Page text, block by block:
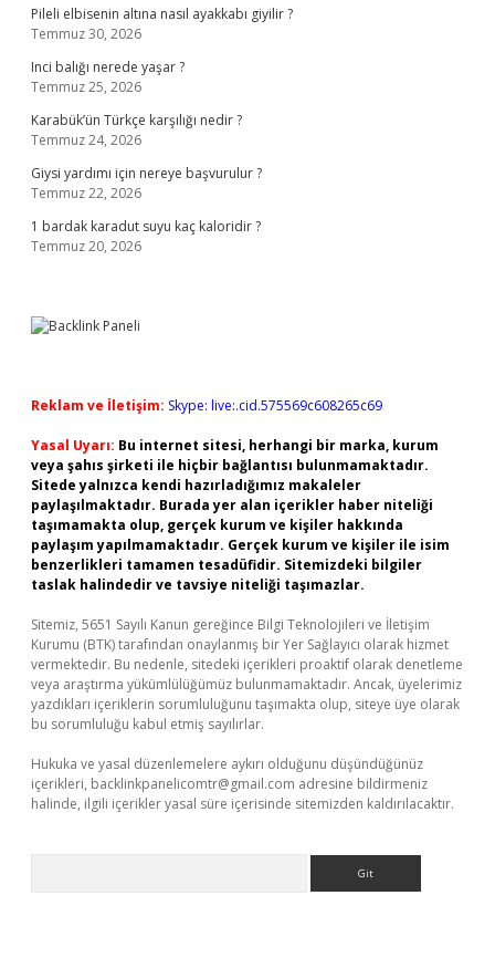
Pileli elbisenin altına nasıl ayakkabı giyilir ?
Temmuz 30, 2026
Inci balığı nerede yaşar ?
Temmuz 25, 2026
Karabük’ün Türkçe karşılığı nedir ?
Temmuz 24, 2026
Giysi yardımı için nereye başvurulur ?
Temmuz 22, 2026
1 bardak karadut suyu kaç kaloridir ?
Temmuz 20, 2026
Reklam ve İletişim: Skype: live:.cid.575569c608265c69
Yasal Uyarı: Bu internet sitesi, herhangi bir marka, kurum
veya şahıs şirketi ile hiçbir bağlantısı bulunmamaktadır.
Sitede yalnızca kendi hazırladığımız makaleler
paylaşılmaktadır. Burada yer alan içerikler haber niteliği
taşımamakta olup, gerçek kurum ve kişiler hakkında
paylaşım yapılmamaktadır. Gerçek kurum ve kişiler ile isim
benzerlikleri tamamen tesadüfidir. Sitemizdeki bilgiler
taslak halindedir ve tavsiye niteliği taşımazlar.
Sitemiz, 5651 Sayılı Kanun gereğince Bilgi Teknolojileri ve İletişim
Kurumu (BTK) tarafından onaylanmış bir Yer Sağlayıcı olarak hizmet
vermektedir. Bu nedenle, sitedeki içerikleri proaktif olarak denetleme
veya araştırma yükümlülüğümüz bulunmamaktadır. Ancak, üyelerimiz
yazdıkları içeriklerin sorumluluğunu taşımakta olup, siteye üye olarak
bu sorumluluğu kabul etmiş sayılırlar.
Hukuka ve yasal düzenlemelere aykırı olduğunu düşündüğünüz
içerikleri, backlinkpanelicomtr@gmail.com adresine bildirmeniz
halinde, ilgili içerikler yasal süre içerisinde sitemizden kaldırılacaktır.